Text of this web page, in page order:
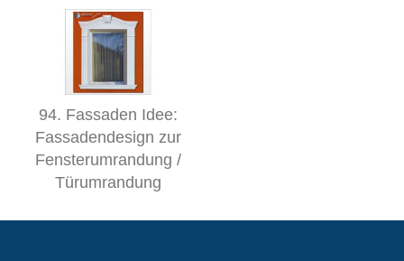
94. Fassaden Idee:
Fassadendesign zur
Fensterumrandung /
Türumrandung